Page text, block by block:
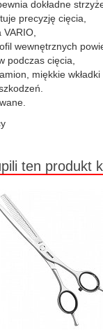
dokładne
precyzję cięcia,
wewnętrznych
podczas cięcia,
miękkie
ten produkt